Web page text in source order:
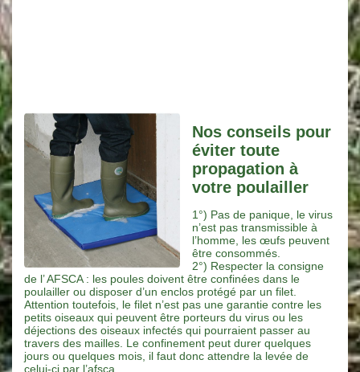
Nos conseils pour
éviter toute
propagation à
votre poulailler
1°) Pas de panique, le virus
n’est pas transmissible à
l’homme, les œufs peuvent
être consommés.
2°) Respecter la consigne
de l’ AFSCA : les poules doivent être confinées dans le
poulailler ou disposer d’un enclos protégé par un filet.
Attention toutefois, le filet n’est pas une garantie contre les
petits oiseaux qui peuvent être porteurs du virus ou les
déjections des oiseaux infectés qui pourraient passer au
travers des mailles. Le confinement peut durer quelques
jours ou quelques mois, il faut donc attendre la levée de
celui-ci par l’afsca.